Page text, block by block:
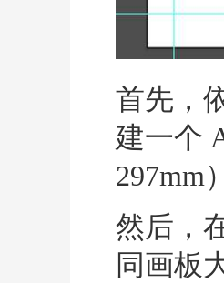
首先，
建一个
297mm
然后，
同画板